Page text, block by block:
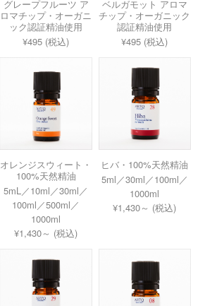
グレープフルーツ ア
ロマチップ・オーガニ
ック認証精油使用
¥495 (税込)
ベルガモット アロマ
チップ・オーガニック
認証精油使用
¥495 (税込)
オレンジスウィート・
100%天然精油
5mL／10ml／30ml／
100ml／500ml／
1000ml
¥1,430～ (税込)
ヒバ・100%天然精油
5ml／30ml／100ml／
1000ml
¥1,430～ (税込)